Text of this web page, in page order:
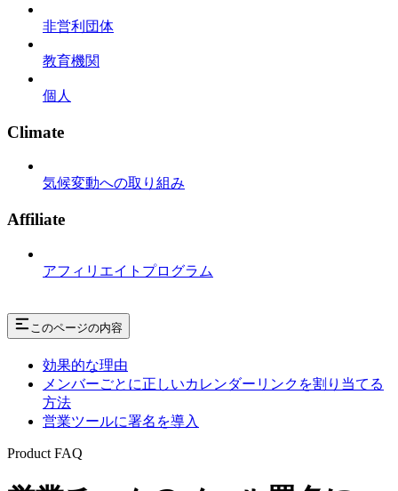
非営利団体
教育機関
個人
Climate
気候変動への取り組み
Affiliate
アフィリエイトプログラム
このページの内容
効果的な理由
メンバーごとに正しいカレンダーリンクを割り当てる
方法
営業ツールに署名を導入
Product FAQ